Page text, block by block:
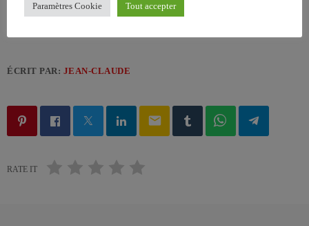
ÉCRIT PAR: JEAN-CLAUDE
email
RATE IT
Paramètres Cookie Tout accepter